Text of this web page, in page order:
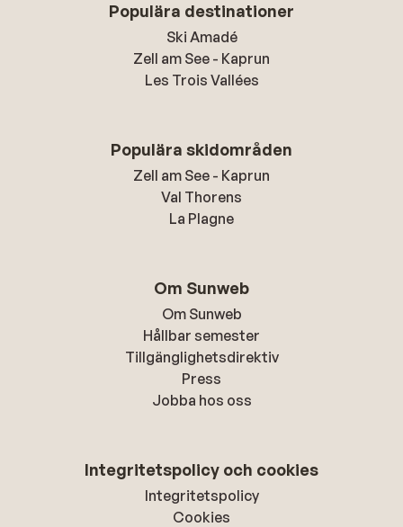
Populära destinationer
Ski Amadé
Zell am See - Kaprun
Les Trois Vallées
Populära skidområden
Zell am See - Kaprun
Val Thorens
La Plagne
Om Sunweb
Om Sunweb
Hållbar semester
Tillgänglighetsdirektiv
Press
Jobba hos oss
Integritetspolicy och cookies
Integritetspolicy
Cookies